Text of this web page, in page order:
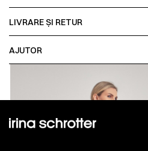
LIVRARE ȘI RETUR
AJUTOR